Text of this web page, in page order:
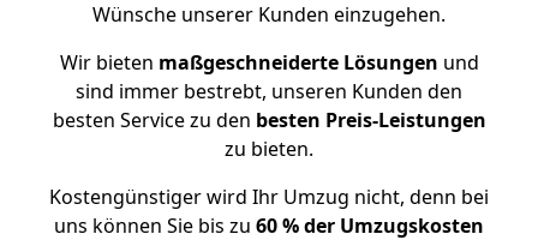
Wünsche unserer Kunden einzugehen.
Wir bieten maßgeschneiderte Lösungen und
sind immer bestrebt, unseren Kunden den
besten Service zu den besten Preis-Leistungen
zu bieten.
Kostengünstiger wird Ihr Umzug nicht, denn bei
uns können Sie bis zu 60 % der Umzugskosten